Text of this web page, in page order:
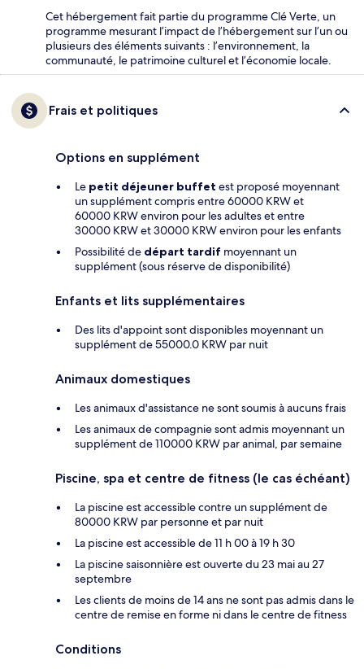
Cet hébergement fait partie du programme Clé Verte, un
programme mesurant l’impact de l’hébergement sur l’un ou
plusieurs des éléments suivants : l’environnement, la
communauté, le patrimoine culturel et l’économie locale.
Frais et politiques
Options en supplément
Le petit déjeuner buffet est proposé moyennant
un supplément compris entre 60000 KRW et
60000 KRW environ pour les adultes et entre
30000 KRW et 30000 KRW environ pour les enfants
Possibilité de départ tardif moyennant un
supplément (sous réserve de disponibilité)
Enfants et lits supplémentaires
Des lits d'appoint sont disponibles moyennant un
supplément de 55000.0 KRW par nuit
Animaux domestiques
Les animaux d'assistance ne sont soumis à aucuns frais
Les animaux de compagnie sont admis moyennant un
supplément de 110000 KRW par animal, par semaine
Piscine, spa et centre de fitness (le cas échéant)
La piscine est accessible contre un supplément de
80000 KRW par personne et par nuit
La piscine est accessible de 11 h 00 à 19 h 30
La piscine saisonnière est ouverte du 23 mai au 27
septembre
Les clients de moins de 14 ans ne sont pas admis dans le
centre de remise en forme ni dans le centre de fitness
Conditions